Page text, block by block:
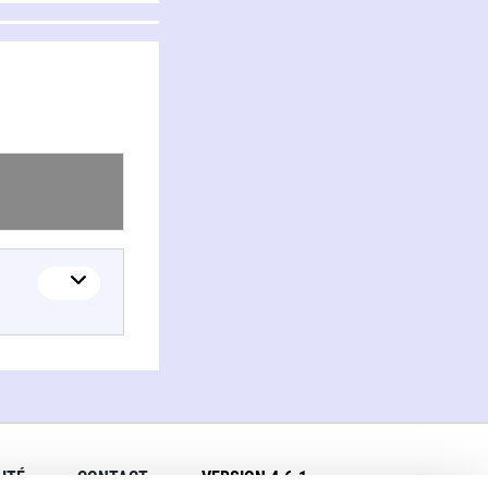
CONTACT VERSION 4.6.1